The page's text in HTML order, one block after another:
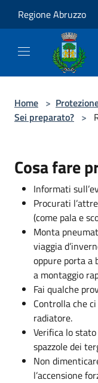
Regione Abruzzo
Home >
Sei preparato? >
Cosa fare
Informati
Procurati
(come pala e
Monta
viaggia
oppure porta a
a montaggio
Fai qualche
Controlla che
radiatore.
Verifica lo
spazzole dei
Non
l’accensione